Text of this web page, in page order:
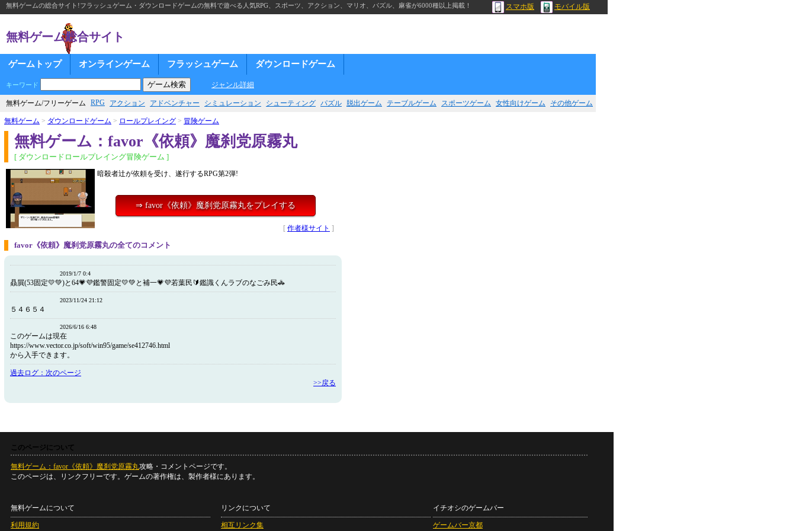
無料ゲームの総合サイト!フラッシュゲーム・ダウンロードゲームの無料で遊べる人気RPG、スポーツ、アクション、マリオ、パズル、麻雀が6000種以上掲載！ スマホ版 モバイル版
無料ゲーム総合サイト
ゲームトップ オンラインゲーム フラッシュゲーム ダウンロードゲーム
キーワード ジャンル詳細
無料ゲーム/フリーゲーム RPG アクション アドベンチャー シミュレーション シューティング パズル 脱出ゲーム テーブルゲーム スポーツゲーム 女性向けゲーム その他ゲーム
無料ゲーム > ダウンロードゲーム > ロールプレイング > 冒険ゲーム
無料ゲーム：favor《依頼》魔刹党原霧丸
[ ダウンロードロールプレイング冒険ゲーム ]
暗殺者辻が依頼を受け、遂行するRPG第2弾!
⇒ favor《依頼》魔刹党原霧丸をプレイする
[ 作者様サイト ]
favor《依頼》魔刹党原霧丸の全てのコメント
2019/1/7 0:4
贔屓(53固定💛💚)と64💗💜鑑警固定💛💚と補一💗💜若葉民🔰鑑識くんラブのなごみ民🚓
2023/11/24 21:12
５４６５４
2026/6/16 6:48
このゲームは現在
https://www.vector.co.jp/soft/win95/game/se412746.html
から入手できます。
過去ログ：次のページ
>>戻る
このページについて
無料ゲーム：favor《依頼》魔刹党原霧丸攻略・コメントページです。
このページは、リンクフリーです。ゲームの著作権は、製作者様にあります。
無料ゲームについて
利用規約
リンクについて
相互リンク集
イチオシのゲームバー
ゲームバー京都